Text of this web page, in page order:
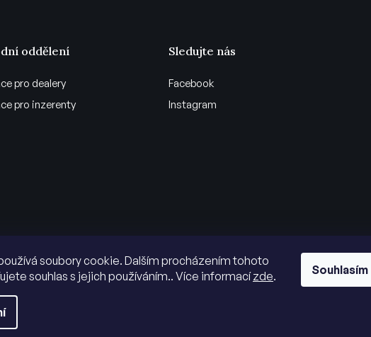
soubory cookie. Dalším procházením tohoto
souhlas s jejich používáním.. Více informacízde. Souhlasím
oddělení
pro dealery
pro inzerenty
Sledujte nás
Facebook
Instagram